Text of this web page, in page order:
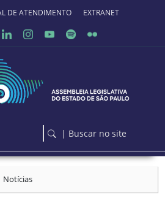
DE ATENDIMENTO EXTRANET
| Buscar no site
Notícias